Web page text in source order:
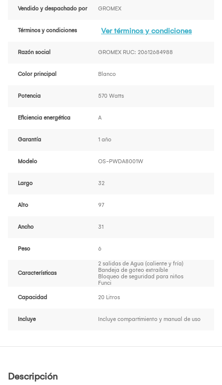
Vendido y despachado por GROMEX
Términos y condiciones Ver términos y condiciones
Razón social GROMEX RUC: 20612684988
Color principal Blanco
Potencia 570 Watts
Eficiencia energética A
Garantía 1 año
Modelo OS-PWDA8001W
Largo 32
Alto 97
Ancho 31
Peso 6
Características
2 salidas de Agua (caliente y fría)
Bandeja de goteo extraíble
Bloqueo de seguridad para niños
Funci
Capacidad 20 Litros
Incluye Incluye compartimiento y manual de uso
Descripción